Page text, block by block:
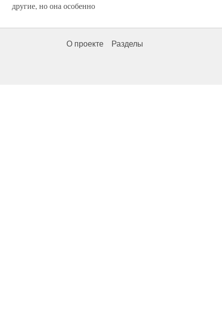
другие, но она особенно
О проекте Разделы